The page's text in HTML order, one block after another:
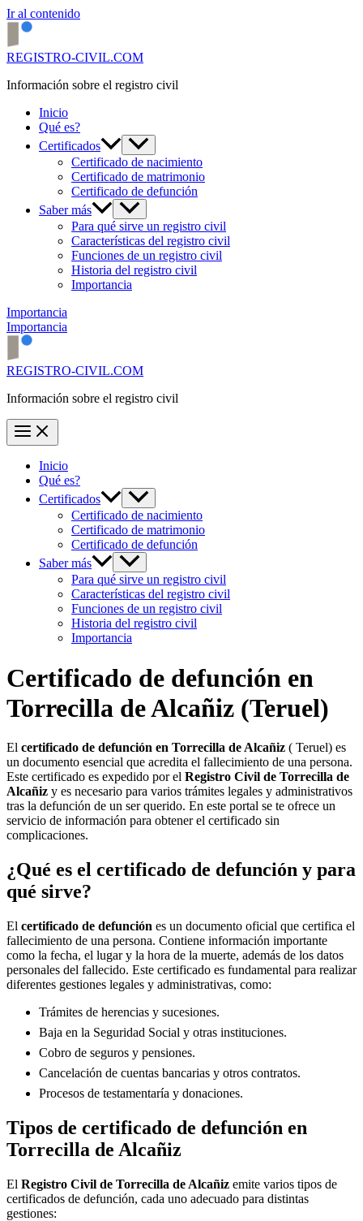
Ir al contenido
REGISTRO-CIVIL.COM
Información sobre el registro civil
Inicio
Qué es?
Certificados
Certificado de nacimiento
Certificado de matrimonio
Certificado de defunción
Saber más
Para qué sirve un registro civil
Características del registro civil
Funciones de un registro civil
Historia del registro civil
Importancia
Importancia
Importancia
REGISTRO-CIVIL.COM
Información sobre el registro civil
Inicio
Qué es?
Certificados
Certificado de nacimiento
Certificado de matrimonio
Certificado de defunción
Saber más
Para qué sirve un registro civil
Características del registro civil
Funciones de un registro civil
Historia del registro civil
Importancia
Certificado de defunción en
Torrecilla de Alcañiz (Teruel)
El certificado de defunción en Torrecilla de Alcañiz ( Teruel) es
un documento esencial que acredita el fallecimiento de una persona.
Este certificado es expedido por el Registro Civil de Torrecilla de
Alcañiz y es necesario para varios trámites legales y administrativos
tras la defunción de un ser querido. En este portal se te ofrece un
servicio de información para obtener el certificado sin
complicaciones.
¿Qué es el certificado de defunción y para
qué sirve?
El certificado de defunción es un documento oficial que certifica el
fallecimiento de una persona. Contiene información importante
como la fecha, el lugar y la hora de la muerte, además de los datos
personales del fallecido. Este certificado es fundamental para realizar
diferentes gestiones legales y administrativas, como:
Trámites de herencias y sucesiones.
Baja en la Seguridad Social y otras instituciones.
Cobro de seguros y pensiones.
Cancelación de cuentas bancarias y otros contratos.
Procesos de testamentaría y donaciones.
Tipos de certificado de defunción en
Torrecilla de Alcañiz
El Registro Civil de Torrecilla de Alcañiz emite varios tipos de
certificados de defunción, cada uno adecuado para distintas
gestiones: